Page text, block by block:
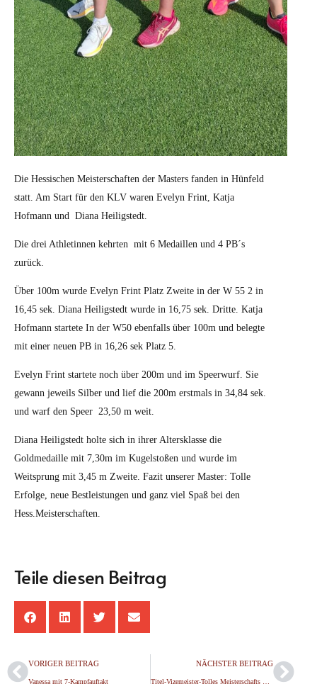
Die Hessischen Meisterschaften der Masters fanden in Hünfeld
statt. Am Start für den KLV waren Evelyn Frint, Katja
Hofmann und Diana Heiligstedt.
Die drei Athletinnen kehrten mit 6 Medaillen und 4 PB´s
zurück.
Über 100m wurde Evelyn Frint Platz Zweite in der W 55 2 in
16,45 sek. Diana Heiligstedt wurde in 16,75 sek. Dritte. Katja
Hofmann startete In der W50 ebenfalls über 100m und belegte
mit einer neuen PB in 16,26 sek Platz 5.
Evelyn Frint startete noch über 200m und im Speerwurf. Sie
gewann jeweils Silber und lief die 200m erstmals in 34,84 sek.
und warf den Speer 23,50 m weit.
Diana Heiligstedt holte sich in ihrer Altersklasse die
Goldmedaille mit 7,30m im Kugelstoßen und wurde im
Weitsprung mit 3,45 m Zweite. Fazit unserer Master: Tolle
Erfolge, neue Bestleistungen und ganz viel Spaß bei den
Hess.Meisterschaften.
Teile diesen Beitrag
VORIGER BEITRAG
Vanessa mit 7-Kampfauftakt
NÄCHSTER BEITRAG